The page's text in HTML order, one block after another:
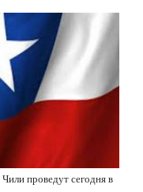
проведут сегодня в